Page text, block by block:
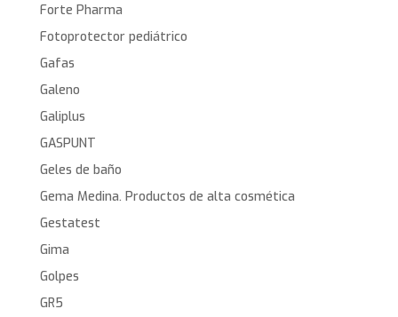
Forte Pharma
Fotoprotector pediátrico
Gafas
Galeno
Galiplus
GASPUNT
Geles de baño
Gema Medina. Productos de alta cosmética
Gestatest
Gima
Golpes
GR5